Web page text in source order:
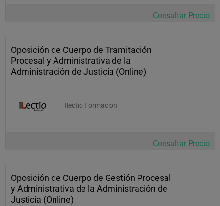
Consultar Precio
Oposición de Cuerpo de Tramitación
Procesal y Administrativa de la
Administración de Justicia (Online)
Ilectio Formación
Consultar Precio
Oposición de Cuerpo de Gestión Procesal
y Administrativa de la Administración de
Justicia (Online)